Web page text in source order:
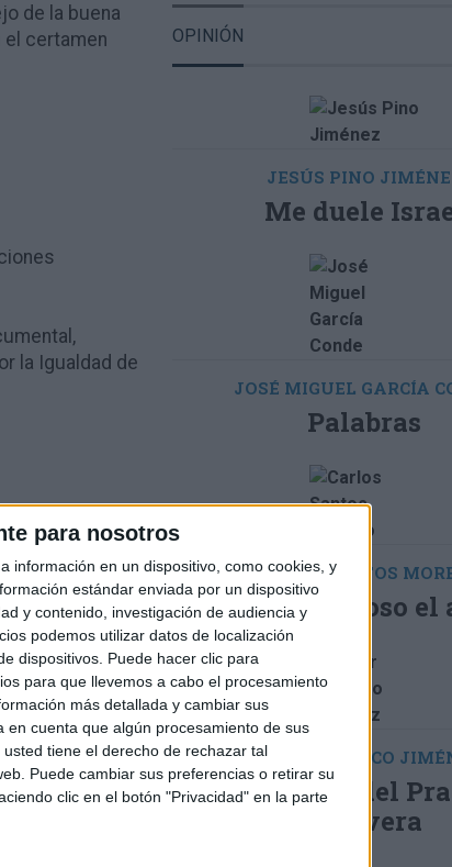
para nosotros
información en un dispositivo, como cookies, y
estándar enviada por un dispositivo
y contenido, investigación de audiencia y
podemos utilizar datos de localización
dispositivos. Puede hacer clic para
para que llevemos a cabo el procesamiento
más detallada y cambiar sus
en cuenta que algún procesamiento de sus
tiene el derecho de rechazar tal
Puede cambiar sus preferencias o retirar su
clic en el botón "Privacidad" en la parte
de la buena
certamen
la Igualdad de
OPINIÓN
JESÚS PINO
Me duele
JOSÉ MIGUEL GARCÍA
Palabras
CARLOS SANTOS
Es caprichoso el
CÉSAR PACHECO
La reforma del
Talavera